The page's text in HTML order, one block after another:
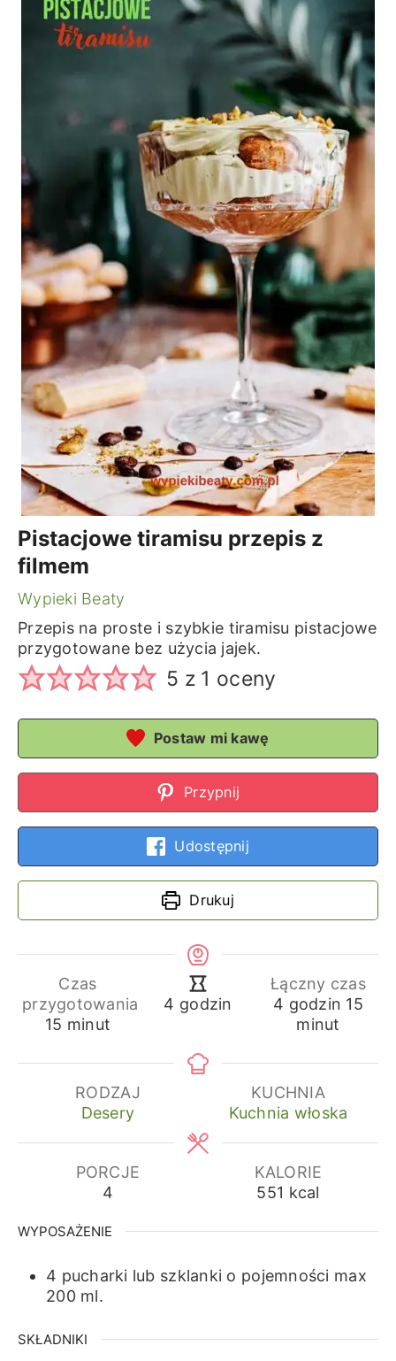
Pistacjowe tiramisu przepis z
filmem
Wypieki Beaty
Przepis na proste i szybkie tiramisu pistacjowe
przygotowane bez użycia jajek.
5 z 1 oceny
Postaw mi kawę
Przypnij
Udostępnij
Drukuj
Czas
przygotowania
15 minuty
minut
4 godziny
godzin
Łączny czas
4 godziny
godzin 15
minut
RODZAJ
Desery
KUCHNIA
Kuchnia włoska
PORCJE
4
KALORIE
551 kcal
WYPOSAŻENIE
4 pucharki lub szklanki o pojemności max
200 ml.
SKŁADNIKI